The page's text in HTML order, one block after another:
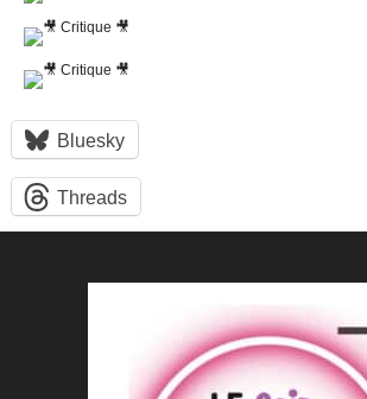
Bluesky
Threads